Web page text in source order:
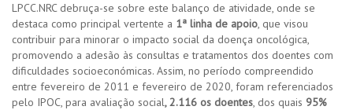
LPCC.NRC debruça-se sobre este balanço de atividade, onde se
destaca como principal vertente a 1ª linha de apoio, que visou
contribuir para minorar o impacto social da doença oncológica,
promovendo a adesão às consultas e tratamentos dos doentes com
dificuldades socioeconómicas. Assim, no período compreendido
entre fevereiro de 2011 e fevereiro de 2020, foram referenciados
pelo IPOC, para avaliação social, 2.116 os doentes, dos quais 95%